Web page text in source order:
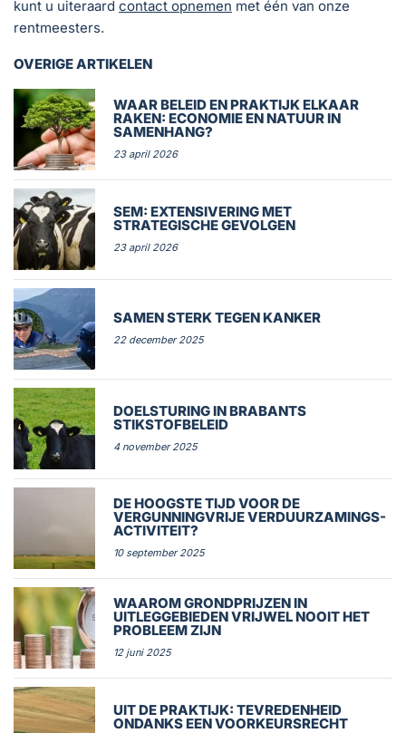
kunt u uiteraard contact opnemen met één van onze
rentmeesters.
OVERIGE ARTIKELEN
WAAR BELEID EN PRAKTIJK ELKAAR
RAKEN: ECONOMIE EN NATUUR IN
SAMENHANG?
23 april 2026
SEM: EXTENSIVERING MET
STRATEGISCHE GEVOLGEN
23 april 2026
SAMEN STERK TEGEN KANKER
22 december 2025
DOELSTURING IN BRABANTS
STIKSTOFBELEID
4 november 2025
DE HOOGSTE TIJD VOOR DE
VERGUNNINGVRIJE VERDUURZAMINGS-
ACTIVITEIT?
10 september 2025
WAAROM GRONDPRIJZEN IN
UITLEGGEBIEDEN VRIJWEL NOOIT HET
PROBLEEM ZIJN
12 juni 2025
UIT DE PRAKTIJK: TEVREDENHEID
ONDANKS EEN VOORKEURSRECHT